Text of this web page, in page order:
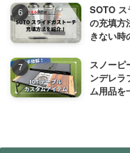
SOTO ス
の充填方
きない時
スノーピ
ンデレラ
ム用品を